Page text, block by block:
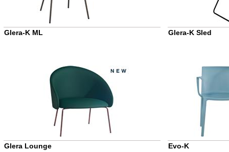
Glera-K ML Glera-K Sled
Glera Lounge Evo-K